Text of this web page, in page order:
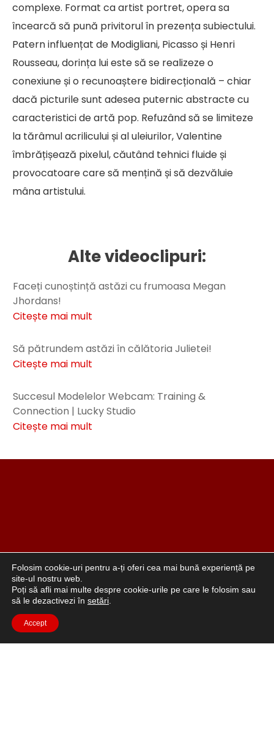
complexe. Format ca artist portret, opera sa
încearcă să pună privitorul în prezența subiectului.
Patern influențat de Modigliani, Picasso și Henri
Rousseau, dorința lui este să se realizeze o
conexiune și o recunoaștere bidirecțională – chiar
dacă picturile sunt adesea puternic abstracte cu
caracteristici de artă pop. Refuzând să se limiteze
la tărâmul acrilicului și al uleiurilor, Valentine
îmbrățișează pixelul, căutând tehnici fluide și
provocatoare care să mențină și să dezvăluie
mâna artistului.
Alte videoclipuri:
Faceți cunoștință astăzi cu frumoasa Megan
Jhordans!
Citește mai mult
Să pătrundem astăzi în călătoria Julietei!
Citește mai mult
Succesul Modelelor Webcam: Training &
Connection | Lucky Studio
Citește mai mult
„Viața în roșu” este un mod de viață care pune accent
Folosim cookie-uri pentru a-ți oferi cea mai bună experiență pe
site-ul nostru web.
Poți să afli mai multe despre cookie-urile pe care le folosim sau
să le dezactivezi în setări
Accept